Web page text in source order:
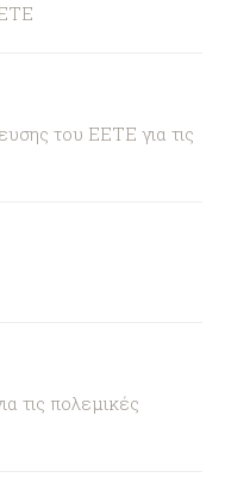
του ΕΕΤΕ για τις
τις πολεμικές